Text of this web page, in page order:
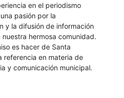
en el periodismo
pasión por la
y la difusión de información
hermosa comunidad.
es hacer de Santa
referencia en materia de
y comunicación municipal.